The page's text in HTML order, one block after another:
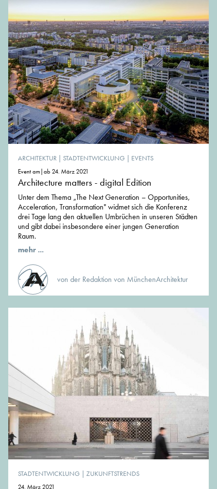
ARCHITEKTUR | STADTENTWICKLUNG | EVENTS
Event am|ab 24. März 2021
Architecture matters - digital Edition
Unter dem Thema „The Next Generation – Opportunities,
Acceleration, Transformation" widmet sich die Konferenz
drei Tage lang den aktuellen Umbrüchen in unseren Städten
und gibt dabei insbesondere einer jungen Generation
Raum.
mehr ...
von der Redaktion von MünchenArchitektur
STADTENTWICKLUNG | ZUKUNFTSTRENDS
24. März 2021